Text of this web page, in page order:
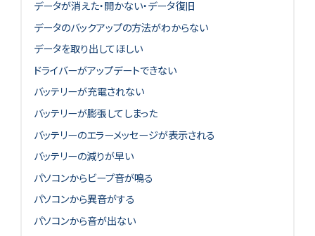
データが消えた・開かない・データ復旧
データのバックアップの方法がわからない
データを取り出してほしい
ドライバーがアップデートできない
バッテリーが充電されない
バッテリーが膨張してしまった
バッテリーのエラーメッセージが表示される
バッテリーの減りが早い
パソコンからビープ音が鳴る
パソコンから異音がする
パソコンから音が出ない